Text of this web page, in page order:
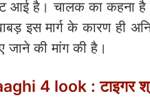
है। चालक का कहना है
इस मार्ग के कारण ही
की मांग की है।
4 look : टाइगर